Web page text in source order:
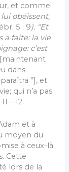
et comme
obéissent,
5 : 9). “Et
a faite: la vie
c’est
dans
”], et
qui n’a pas
et à
moyen du
à ceux-là
Cette
lors de la